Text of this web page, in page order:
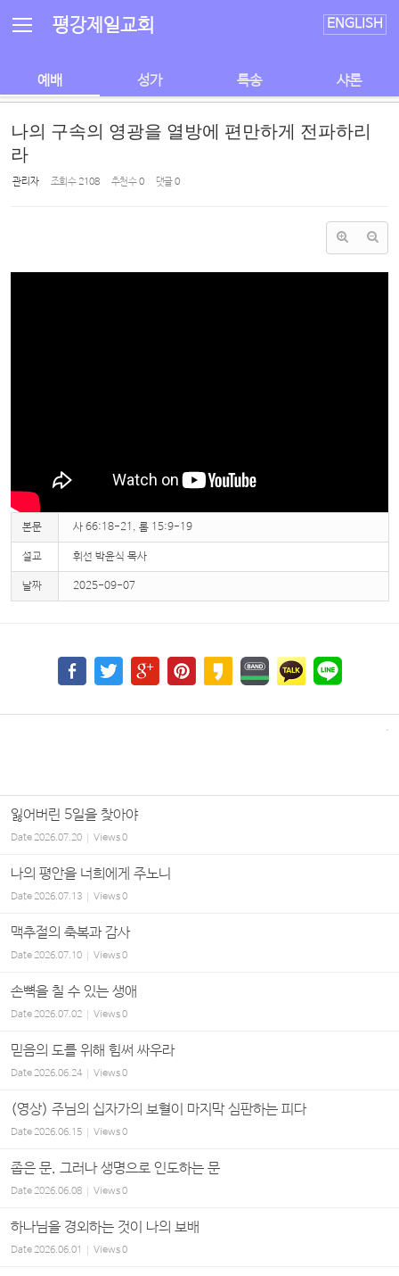
평강제일교회 ENGLISH
예배 성가 특송 샤론
나의 구속의 영광을 열방에 편만하게 전파하리
라
관리자 조회 수2108 추천 수0 댓글0
본문 사 66:18-21, 롬 15:9-19
설교 휘선 박윤식 목사
날짜 2025-09-07
잃어버린 5일을 찾아야
Date2026.07.20 Views0
나의 평안을 너희에게 주노니
Date2026.07.13 Views0
맥추절의 축복과 감사
Date2026.07.10 Views0
손뼉을 칠 수 있는 생애
Date2026.07.02 Views0
믿음의 도를 위해 힘써 싸우라
Date2026.06.24 Views0
(영상) 주님의 십자가의 보혈이 마지막 심판하는 피다
Date2026.06.15 Views0
좁은 문, 그러나 생명으로 인도하는 문
Date2026.06.08 Views0
하나님을 경외하는 것이 나의 보배
Date2026.06.01 Views0